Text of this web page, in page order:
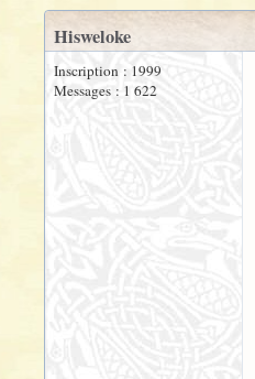
Hisweloke
Inscription : 1999
Messages : 1 622